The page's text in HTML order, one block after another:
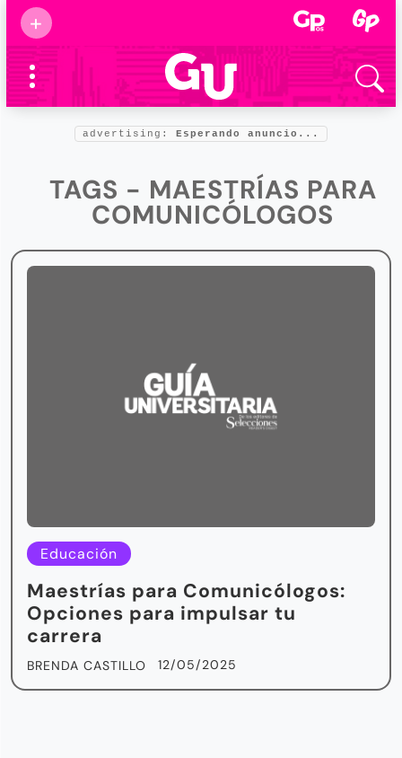
+
Supermamás
2025
Marcas de
confianza
Foro salud
advertising: Esperando anuncio...
TAGS - MAESTRÍAS PARA
COMUNICÓLOGOS
Educación
Maestrías para Comunicólogos:
Opciones para impulsar tu
carrera
BRENDA CASTILLO 12/05/2025